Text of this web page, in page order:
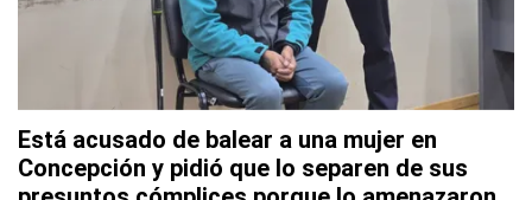
Está acusado de balear a una mujer en
Concepción y pidió que lo separen de sus